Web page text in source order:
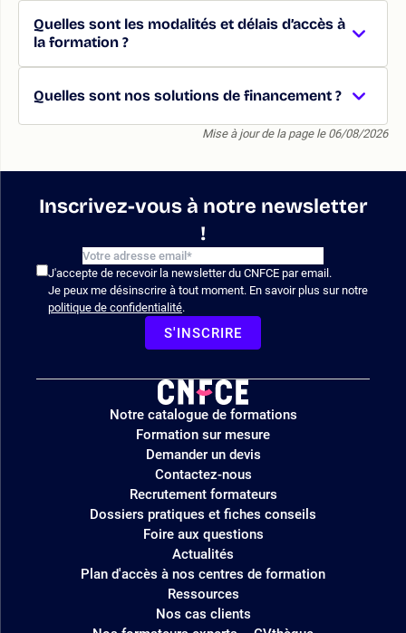
Quelles sont les modalités et délais d’accès à
la formation ?
Quelles sont nos solutions de financement ?
Mise à jour de la page le 06/08/2026
Inscrivez-vous à notre newsletter
!
J'accepte de recevoir la newsletter du CNFCE par email.
Je peux me désinscrire à tout moment. En savoir plus sur notre
politique de confidentialité.
S'INSCRIRE
Logo
site
Notre catalogue de formations
Formation sur mesure
Demander un devis
Contactez-nous
Recrutement formateurs
Dossiers pratiques et fiches conseils
Foire aux questions
Actualités
Plan d'accès à nos centres de formation
Ressources
Nos cas clients